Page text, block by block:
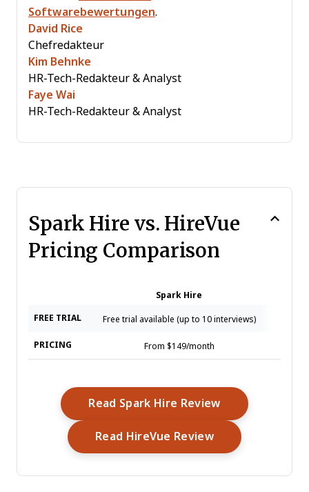
Softwarebewertungen.
David Rice
Chefredakteur
Kim Behnke
HR-Tech-Redakteur & Analyst
Faye Wai
HR-Tech-Redakteur & Analyst
Spark Hire vs. HireVue
Pricing Comparison
Spark Hire
FREE TRIAL Free trial available (up to 10 interviews)
PRICING From $149/month
Read Spark Hire ReviewOpens New
Read HireVue ReviewOpens New